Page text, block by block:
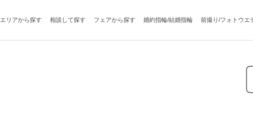
エリアから探す 相談して探す フェアから探す 婚約指輪/結婚指輪 前撮り/フォトウエ